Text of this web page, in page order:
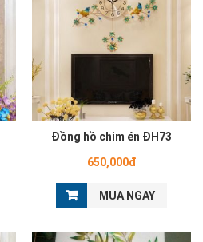
Đồng hồ chim én ĐH73
650,000đ
MUA NGAY